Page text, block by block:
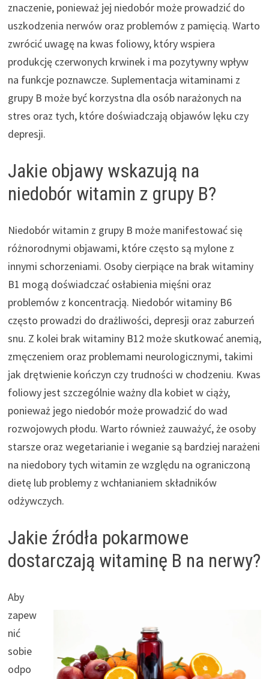
znaczenie, ponieważ jej niedobór może prowadzić do
uszkodzenia nerwów oraz problemów z pamięcią. Warto
zwrócić uwagę na kwas foliowy, który wspiera
produkcję czerwonych krwinek i ma pozytywny wpływ
na funkcje poznawcze. Suplementacja witaminami z
grupy B może być korzystna dla osób narażonych na
stres oraz tych, które doświadczają objawów lęku czy
depresji.
Jakie objawy wskazują na
niedobór witamin z grupy B?
Niedobór witamin z grupy B może manifestować się
różnorodnymi objawami, które często są mylone z
innymi schorzeniami. Osoby cierpiące na brak witaminy
B1 mogą doświadczać osłabienia mięśni oraz
problemów z koncentracją. Niedobór witaminy B6
często prowadzi do drażliwości, depresji oraz zaburzeń
snu. Z kolei brak witaminy B12 może skutkować anemią,
zmęczeniem oraz problemami neurologicznymi, takimi
jak drętwienie kończyn czy trudności w chodzeniu. Kwas
foliowy jest szczególnie ważny dla kobiet w ciąży,
ponieważ jego niedobór może prowadzić do wad
rozwojowych płodu. Warto również zauważyć, że osoby
starsze oraz wegetarianie i weganie są bardziej narażeni
na niedobory tych witamin ze względu na ograniczoną
dietę lub problemy z wchłanianiem składników
odżywczych.
Jakie źródła pokarmowe
dostarczają witaminę B na nerwy?
Aby
zapew
nić
sobie
odpo